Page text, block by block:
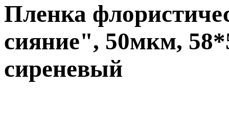
Пленка
сияние", 50мкм,
сиреневый